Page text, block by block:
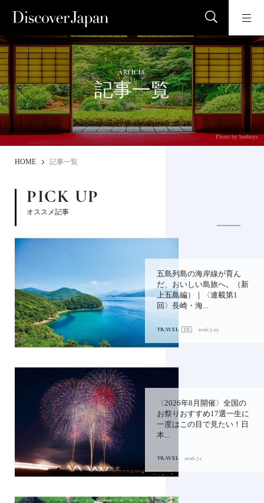
ARTICLE
記事一覧
Photo by beeboys
HOME 記事一覧
PICK UP
オススメ記事
《millio》大地と食卓を結
ぶ金属製プロダクト｜渋谷
パルコ「つくる時間、食べ
る...
PRODUCT 2026.7.30
渋谷パルコ《ガラスグルー
プ展》夏に向けて、暮らし
に涼を取り入れる7名の作
家が交錯...
PRODUCT 2025.6.18